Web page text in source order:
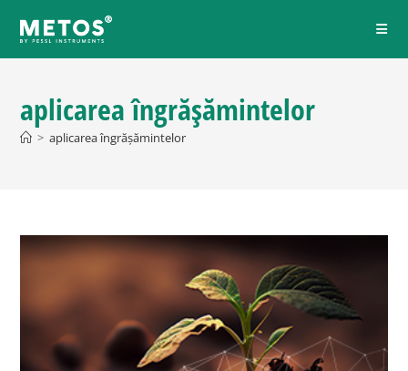
aplicarea îngrășămintelor
> aplicarea îngrășămintelor